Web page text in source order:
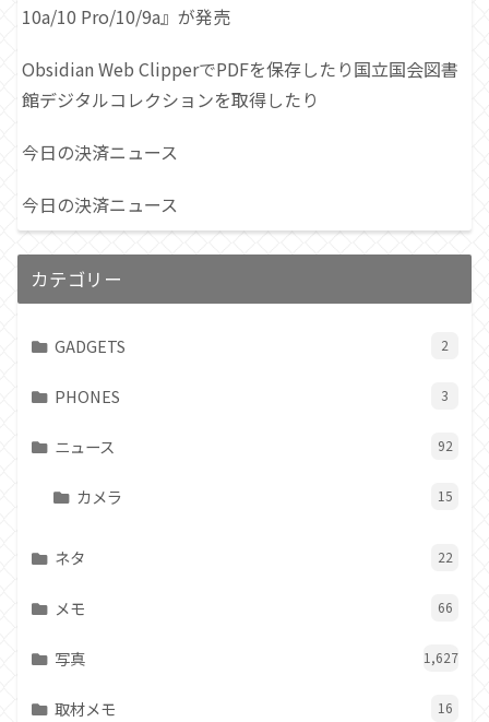
10a/10 Pro/10/9a』が発売
Obsidian Web ClipperでPDFを保存したり国立国会図書
館デジタルコレクションを取得したり
今日の決済ニュース
今日の決済ニュース
カテゴリー
GADGETS 2
PHONES 3
ニュース 92
カメラ 15
ネタ 22
メモ 66
写真 1,627
取材メモ 16